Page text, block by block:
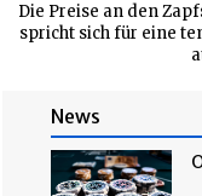
Die Preise an den
spricht sich für eine
News